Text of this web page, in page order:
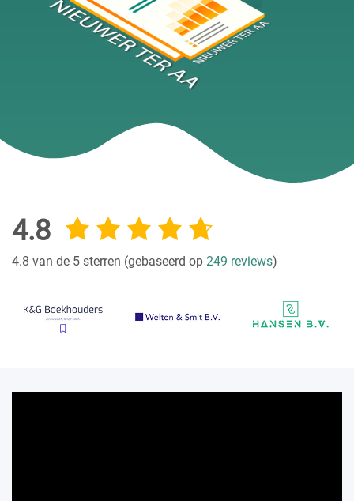
4.8
4.8 van de 5 sterren (gebaseerd op 249 reviews)